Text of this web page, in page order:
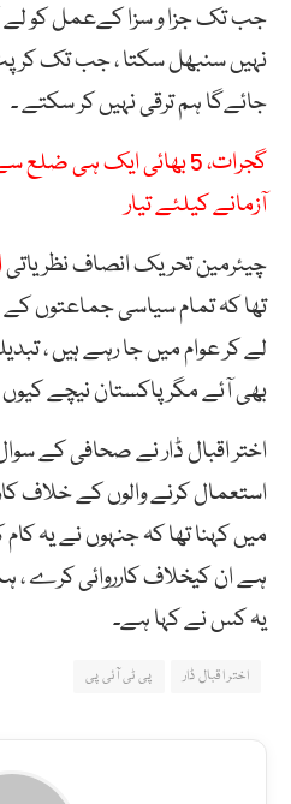
جب تک جزا و سزا کےعمل کو
نہیں سنبھل سکتا ، جب تک
جائےگا ہم ترقی نہیں کر سکتے ۔
گجرات، 5 بھائی ایک ہی
آزمانے کیلئے تیار
چیئرمین تحریک انصاف نظریاتی
تھا کہ تمام سیاسی جماعتوں کے
لے کر عوام میں جا رہے ہیں ،
بھی آئے مگر پاکستان نیچے کیوں
اختر اقبال ڈار نے صحافی کے
استعمال کرنے والوں کے خلاف
میں کہنا تھا کہ جنہوں نے یہ
ہے ان کیخلاف کارروائی کرے ،
یہ کس نے کہا ہے۔
اختر اقبال ڈار پی ٹی آئی پی